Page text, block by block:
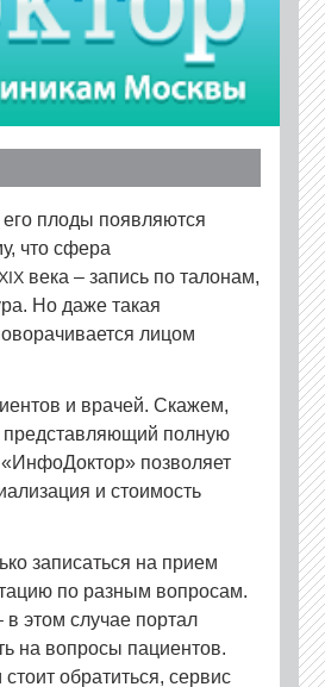
его плоды появляются
что сфера
века – запись по талонам,
Но даже такая
лицом
и врачей. Скажем,
представляющий полную
позволяет
и стоимость
записаться на прием
по разным вопросам.
в этом случае портал
на вопросы пациентов.
обратиться, сервис